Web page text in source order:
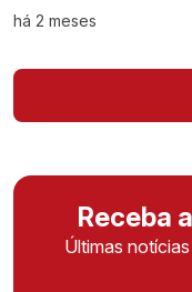
há 2 meses
Receba
Últimas